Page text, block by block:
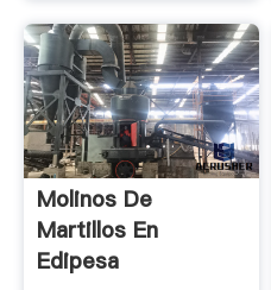
Molinos De
Martillos En
Edipesa